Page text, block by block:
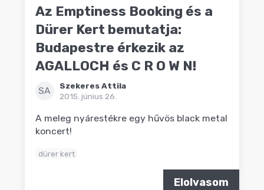
Az Emptiness Booking és a
Dürer Kert bemutatja:
Budapestre érkezik az
AGALLOCH és C R O W N!
SA
Szekeres Attila
2015. június 26.
A meleg nyárestékre egy hűvös black metal
koncert!
dürer kert
Elolvasom